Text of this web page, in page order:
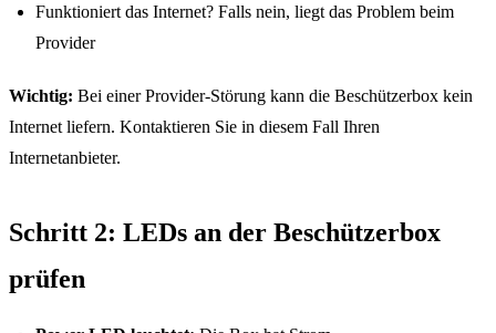
Für Ferienwohnungen
Funktioniert das Internet? Falls nein, liegt das Problem beim
Provider
Wichtig: Bei einer Provider-Störung kann die Beschützerbox kein
Internet liefern. Kontaktieren Sie in diesem Fall Ihren
Internetanbieter.
Schritt 2: LEDs an der Beschützerbox
prüfen